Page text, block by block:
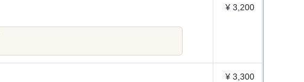
¥ 3,200
¥ 3,300